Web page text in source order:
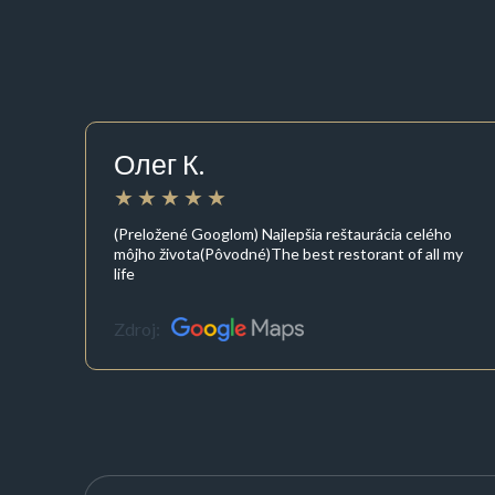
Олег К.
(Preložené Googlom) Najlepšia reštaurácia celého
môjho života(Pôvodné)The best restorant of all my
life
Zdroj: